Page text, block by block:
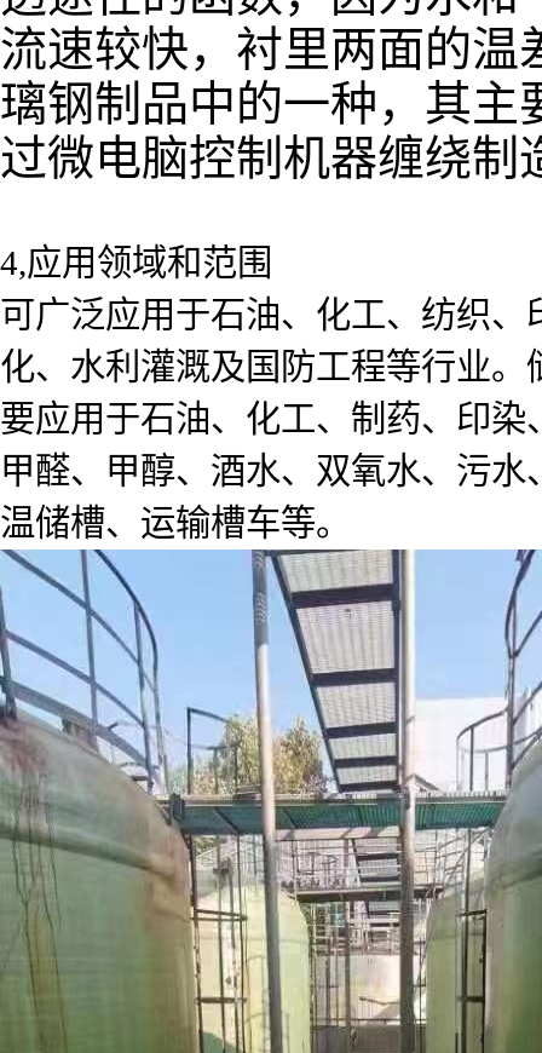
流速较快，衬里两面的
璃钢制品中的一种，其主
过微电脑控制机器缠绕制
4,应用领域和范围
可广泛应用于石油、化工、纺织
化、水利灌溉及国防工程等行业
要应用于石油、化工、制药、印
甲醛、甲醇、酒水、双氧水、污
温储槽、运输槽车等。